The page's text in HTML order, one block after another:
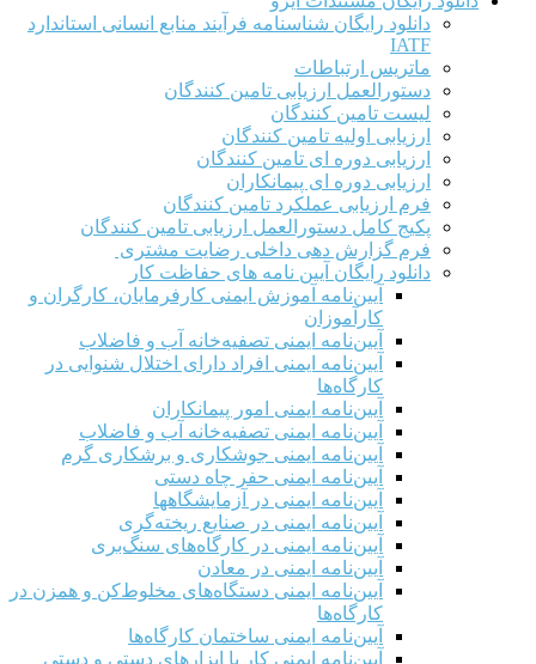
دانلود رایگان شناسنامه فرآیند منابع انسانی استاندارد
IATF
ماتریس ارتباطات
دستورالعمل ارزیابی تامین کنندگان
لیست تامین کنندگان
ارزیابی اولیه تامین کنندگان
ارزیابی دوره ای تامین کنندگان
ارزیابی دوره ای پیمانکاران
فرم ارزيابی عملکرد تامین کنندگان
پکیج کامل دستورالعمل ارزیابی تامین کنندگان
فرم گزارش دهی داخلی رضایت مشتری
دانلود رایگان آیین نامه های حفاظت کار
آیین‌نامه آموزش ایمنی کارفرمایان، کارگران و
کارآموزان
آیین‌نامه ایمنی تصفیه‌خانه آب و فاضلاب
آیین‌نامه ایمنی افراد دارای اختلال شنوایی در
کارگاه‌ها
آیین‌نامه ایمنی امور پیمانکاران
آیین‌نامه ایمنی تصفیه‌خانه آب و فاضلاب
آیین‌نامه ایمنی جوشکاری و برشکاری گرم
آیین‌نامه ایمنی حفر چاه دستی
آیین‌نامه ایمنی در آزمایشگاهها
آیین‌نامه ایمنی در صنایع ریخته‌گری
آیین‌نامه ایمنی در کارگاه‌های سنگ‌بری
آیین‌نامه ایمنی در معادن
آیین‌نامه ایمنی دستگاه‌های مخلوط‌کن و همزن در
کارگاه‌ها
آیین‌نامه ایمنی ساختمان کارگاه‌ها
آیین‌نامه ایمنی کار با ابزارهای دستی و دستی